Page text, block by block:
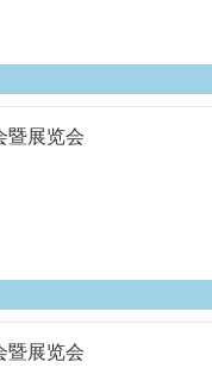
暨展览会
暨展览会